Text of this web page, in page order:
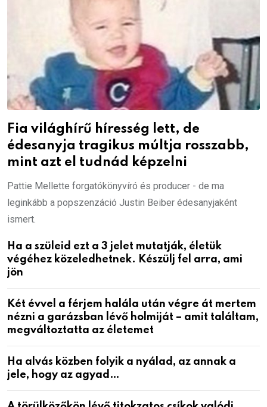
Fia világhírű híresség lett, de
édesanyja tragikus múltja rosszabb,
mint azt el tudnád képzelni
Pattie Mellette forgatókönyvíró és producer - de ma
leginkább a popszenzáció Justin Beiber édesanyjaként
ismert.
Ha a szüleid ezt a 3 jelet mutatják, életük
végéhez közeledhetnek. Készülj fel arra, ami
jön
Két évvel a férjem halála után végre át mertem
nézni a garázsban lévő holmiját – amit találtam,
megváltoztatta az életemet
Ha alvás közben folyik a nyálad, az annak a
jele, hogy az agyad…